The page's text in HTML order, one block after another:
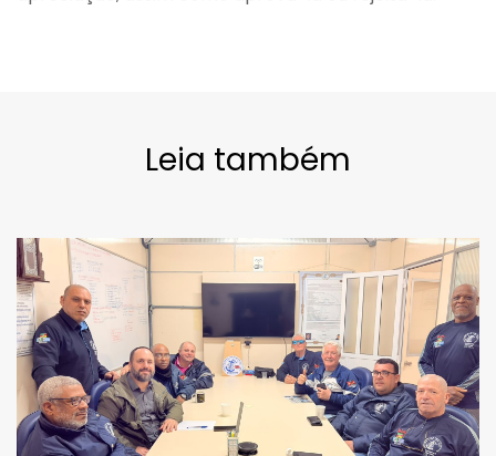
Leia também